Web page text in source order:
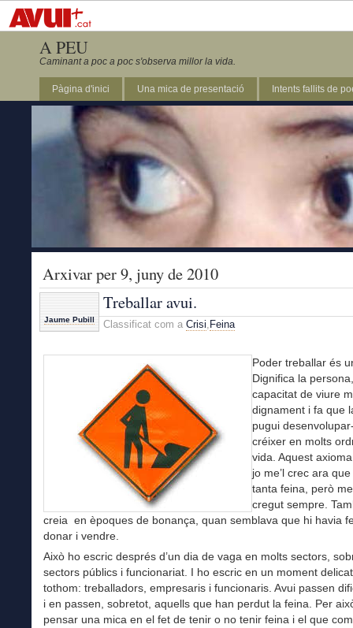
A PEU
Caminant a poc a poc s'observa millor la vida.
Pàgina d'inici Una mica de presentació Intents fallits de
Arxivar per 9, juny de 2010
Jaume Pubill
Treballar avui.
Classificat com a Crisi, Feina
Poder treballar és
Dignifica la
capacitat de viure
dignament i fa que
pugui
créixer en molts
vida. Aquest
jo me’l crec ara
tanta feina, però me
cregut sempre.
creia en èpoques de bonança, quan semblava que hi havia
donar i vendre.
Això ho escric després d’un dia de vaga en molts sectors,
sectors públics i funcionariat. I ho escric en un moment
tothom: treballadors, empresaris i funcionaris. Avui passen
i en passen, sobretot, aquells que han perdut la feina. Per
pensar una mica en el fet de tenir o no tenir feina i el que